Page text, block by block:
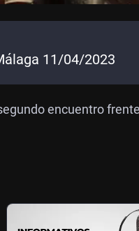
11/04/2023
encuentro